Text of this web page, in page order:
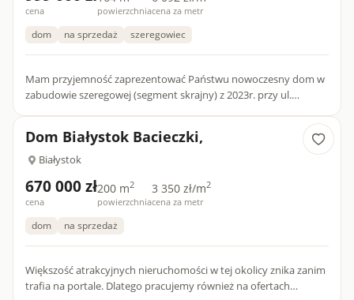
cena powierzchniacena za metr
dom na sprzedaż szeregowiec
Mam przyjemność zaprezentować Państwu nowoczesny dom w
zabudowie szeregowej (segment skrajny) z 2023r. przy ul.
Dom Białystok Bacieczki,
Białystok
670 000 zł
cena
200 m2
powierzchnia
3 350 zł/m2
cena za metr
dom na sprzedaż
Większość atrakcyjnych nieruchomości w tej okolicy znika zanim
trafia na portale. Dlatego pracujemy również na ofertach